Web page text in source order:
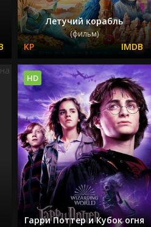
Летучий корабль
(фильм)
Гарри Поттер и Кубок огня
HD